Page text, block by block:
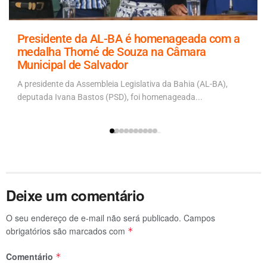
Presidente da AL-BA é homenageada com a
medalha Thomé de Souza na Câmara
Municipal de Salvador
A presidente da Assembleia Legislativa da Bahia (AL-BA),
deputada Ivana Bastos (PSD), foi homenageada...
Deixe um comentário
O seu endereço de e-mail não será publicado. Campos
obrigatórios são marcados com *
Comentário *